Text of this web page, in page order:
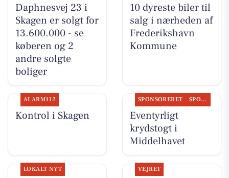
Daphnesvej 23 i
Skagen er solgt for
13.600.000 - se
køberen og 2
andre solgte
boliger
10 dyreste biler til
salg i nærheden af
Frederikshavn
Kommune
ALARM112
Kontrol i Skagen
SPONSORERET SPONSORERET INDHOLD
Eventyrligt
krydstogt i
Middelhavet
LOKALT NYT VEJRET